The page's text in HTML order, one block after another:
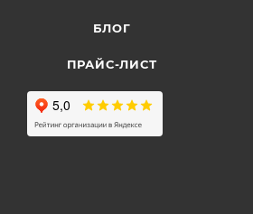
БЛОГ
ПРАЙС-ЛИСТ